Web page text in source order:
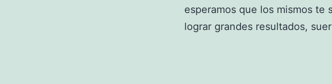
esperamos que los mismos te
lograr grandes resultados,